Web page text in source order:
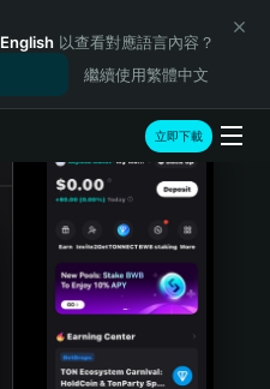
English 以查看對應語言內容？
繼續使用繁體中文
立即下載